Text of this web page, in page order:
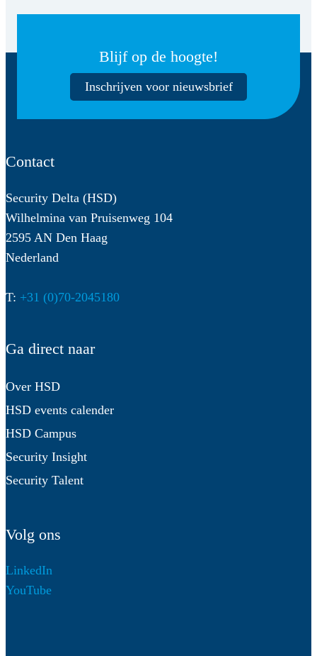
Blijf op de hoogte!
Inschrijven voor nieuwsbrief
Contact
Security Delta (HSD)
Wilhelmina van Pruisenweg 104
2595 AN Den Haag
Nederland
T: +31 (0)70-2045180
Ga direct naar
Over HSD
HSD events calender
HSD Campus
Security Insight
Security Talent
Volg ons
LinkedIn
YouTube